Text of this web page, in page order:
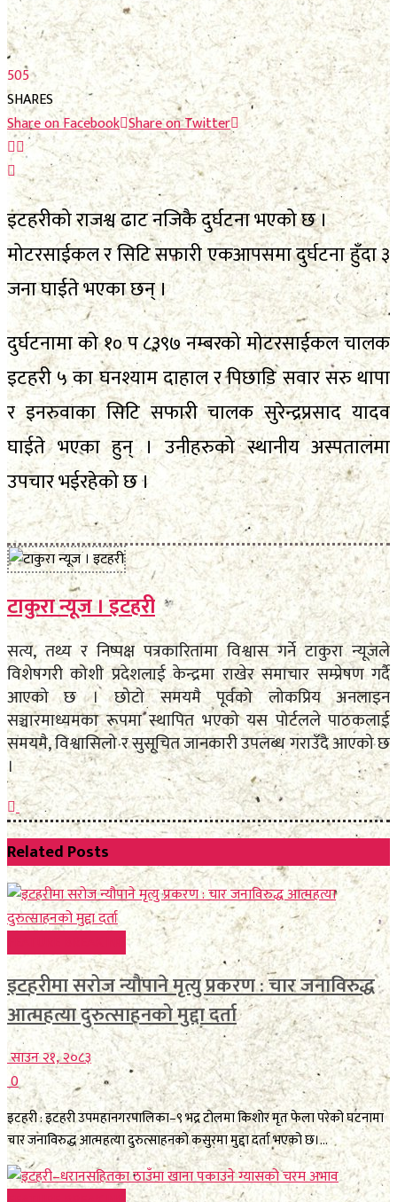
निर्वाचन
भिजिट नेपाल
सम्पादकीय
स्थानीय निर्वाचन
No Result
View All Result
निर्वाचन
भिजिट नेपाल
सम्पादकीय
स्थानीय निर्वाचन
No Result
View All Result
505
SHARES
Share on Facebook Share on Twitter
इटहरीको राजश्व ढाट नजिकै दुर्घटना भएको छ ।
मोटरसाईकल र सिटि सफारी एकआपसमा दुर्घटना हुँदा ३
जना घाईते भएका छन् ।
दुर्घटनामा को १० प ८३९७ नम्बरको मोटरसाईकल चालक
इटहरी ५ का घनश्याम दाहाल र पिछाडि सवार सरु थापा
र इनरुवाका सिटि सफारी चालक सुरेन्द्रप्रसाद यादव
घाईते भएका हुन् । उनीहरुको स्थानीय अस्पतालमा
उपचार भईरहेको छ ।
टाकुरा न्यूज । इटहरी
सत्य, तथ्य र निष्पक्ष पत्रकारितामा विश्वास गर्ने टाकुरा न्यूजले
विशेषगरी कोशी प्रदेशलाई केन्द्रमा राखेर समाचार सम्प्रेषण गर्दै
आएको छ । छोटो समयमै पूर्वको लोकप्रिय अनलाइन
सञ्चारमाध्यमका रूपमा स्थापित भएको यस पोर्टलले पाठकलाई
समयमै, विश्वासिलो र सुसूचित जानकारी उपलब्ध गराउँदै आएको छ
।
RelatedPosts
इटहरीमा सरोज न्यौपाने मृत्यु प्रकरण : चार जनाविरुद्ध
आत्महत्या दुरुत्साहनको मुद्दा दर्ता
साउन २१, २०८३
0
इटहरी : इटहरी उपमहानगरपालिका–९ भद्र टोलमा किशोर मृत फेला परेको घटनामा
चार जनाविरुद्ध आत्महत्या दुरुत्साहनको कसुरमा मुद्दा दर्ता भएको छ।...